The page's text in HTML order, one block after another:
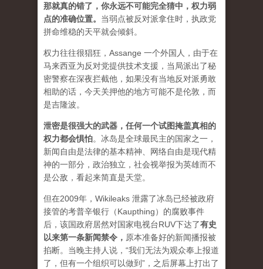
那就真的错了，你永远不可能完全猜中，权力弱
点的准确位置。 当弱点被反对派拿住时，执政党
拼命维稳的天平就会倾斜。
权力往往很猖狂，Assange 一个外国人，由于在
马来西亚为反对党提供技术支援，当局派出了秘
密警察在深夜拦截他，如果没有当地反对派勇敢
相助的话，今天关押他的地方可能不是伦敦，而
是吉隆波。
泄密是很强大的武器，任何一个试图掩盖真相的
权力都会惧怕。 冰岛是全球最民主的国家之一，
新闻自由是法律的基本精神、网络自由是现代精
神的一部分，政治独立，社会视举报为英雄而不
是公敌，看起来简直是天堂。
但在2009年，Wikileaks 泄露了冰岛已经被政府
接管的考普辛银行（Kaupthing）的腐败事件
后，该国政府居然对国家电视台RUV下达了有史
以来第一条新闻禁令 ， 原本准备好的新闻播报被
掐断。当晚主持人说，“我们无法为观众奉上报道
了，但有一个组织可以做到”，之后屏幕上打出了